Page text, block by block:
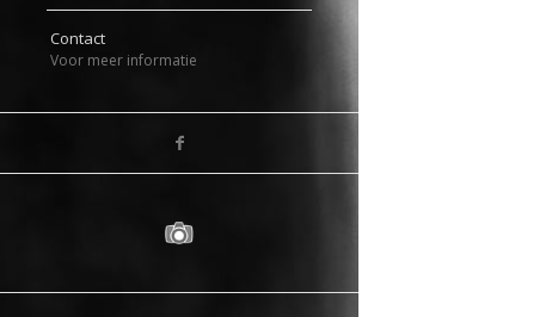
Contact
Voor meer informatie